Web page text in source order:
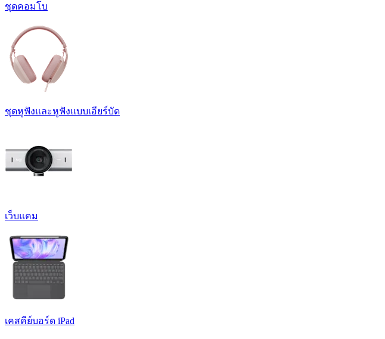
ชุดคอมโบ
ชุดหูฟังและหูฟังแบบเอียร์บัด
เว็บแคม
เคสคีย์บอร์ด iPad